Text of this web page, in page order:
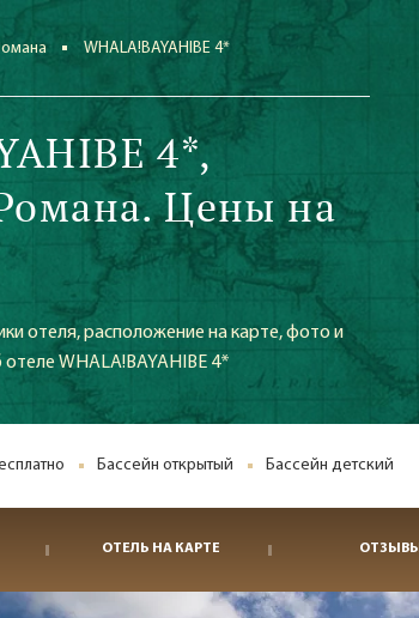
WHALA!BAYAHIBE 4*
4*,
Цены на
отеля, расположение на карте, фото и
WHALA!BAYAHIBE 4*
Бассейн открытый Бассейн детский
ОТЕЛЬ НА КАРТЕ ОТЗЫВЫ